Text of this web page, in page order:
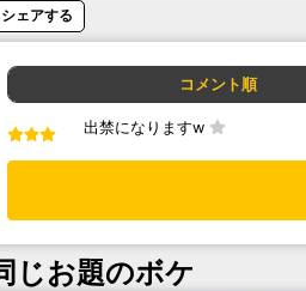
シェアする
コメント順
出禁になりますw
じお題のボケ